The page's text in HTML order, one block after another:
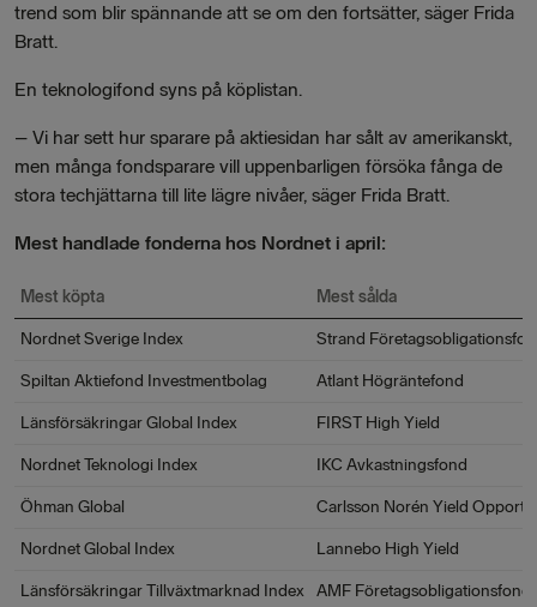
trend som blir spännande att se om den fortsätter, säger Frida
Bratt.
En teknologifond syns på köplistan.
– Vi har sett hur sparare på aktiesidan har sålt av amerikanskt,
men många fondsparare vill uppenbarligen försöka fånga de
stora techjättarna till lite lägre nivåer, säger Frida Bratt.
Mest handlade fonderna hos Nordnet i april:
Mest köpta Mest sålda
Nordnet Sverige Index Strand
Spiltan Aktiefond Investmentbolag Atlant Högräntefond
Länsförsäkringar Global Index FIRST High Yield
Nordnet Teknologi Index IKC Avkastningsfond
Öhman Global Carlsson Norén Yield
Nordnet Global Index Lannebo High Yield
Länsförsäkringar Tillväxtmarknad Index AMF Företagsobligationsfond